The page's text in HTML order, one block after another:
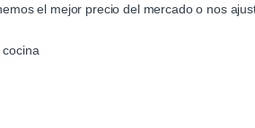
el mejor precio del mercado o nos